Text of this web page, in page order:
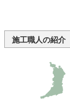
施工職人の紹介